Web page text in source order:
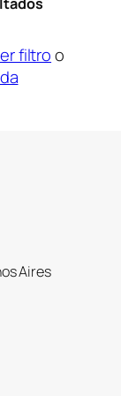
filtroo
Aires